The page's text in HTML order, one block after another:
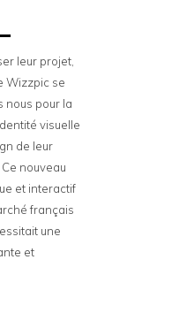
leur projet,
Wizzpic se
nous pour la
visuelle
de leur
nouveau
et interactif
français
une
et